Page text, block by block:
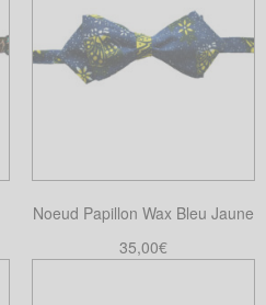
Noeud Papillon Wax Bleu Jaune
35,00€